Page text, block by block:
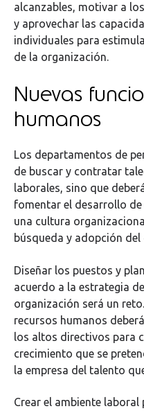
alcanzables, motivar a
y aprovechar las
individuales para
de la organización.
Nuevas
humanos
Los departamentos de
de buscar y contratar
laborales, sino que
fomentar el desarrollo
una cultura
búsqueda y adopción del
Diseñar los puestos y
acuerdo a la estrategia
organización será un
recursos humanos
los altos directivos para
crecimiento que se
la empresa del talento
Crear el ambiente